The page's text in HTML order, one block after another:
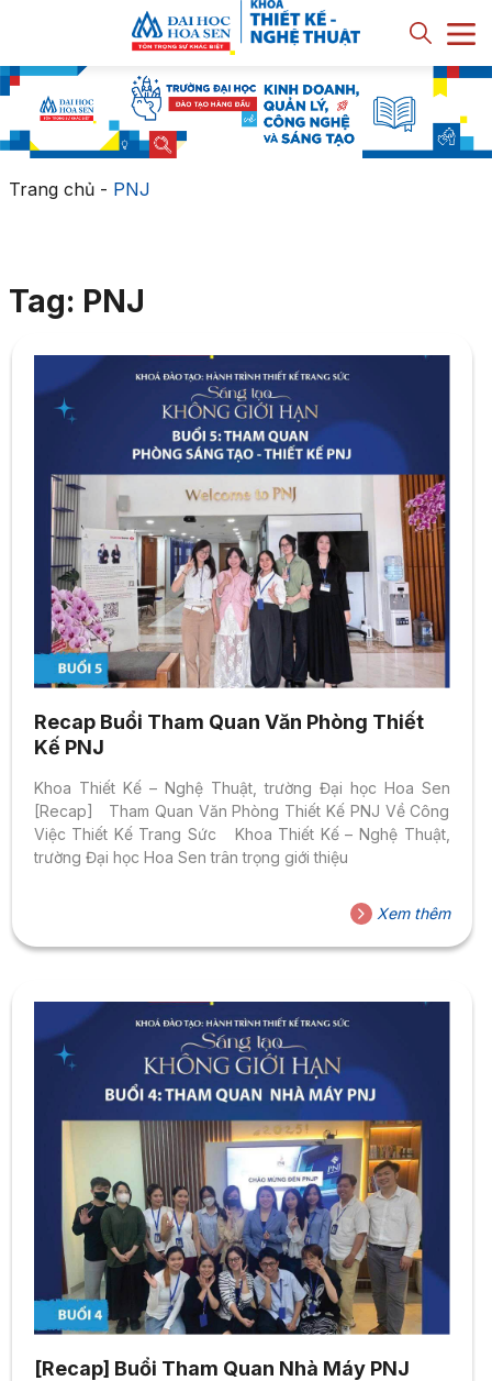
Trang chủ- PNJ
Tag: PNJ
Recap Buổi Tham Quan Văn Phòng Thiết
Kế PNJ
Khoa Thiết Kế – Nghệ Thuật, trường Đại học Hoa Sen
[Recap] Tham Quan Văn Phòng Thiết Kế PNJ Về Công
Việc Thiết Kế Trang Sức Khoa Thiết Kế – Nghệ Thuật,
trường Đại học Hoa Sen trân trọng giới thiệu
Xem thêm
[Recap] Buổi Tham Quan Nhà Máy PNJ